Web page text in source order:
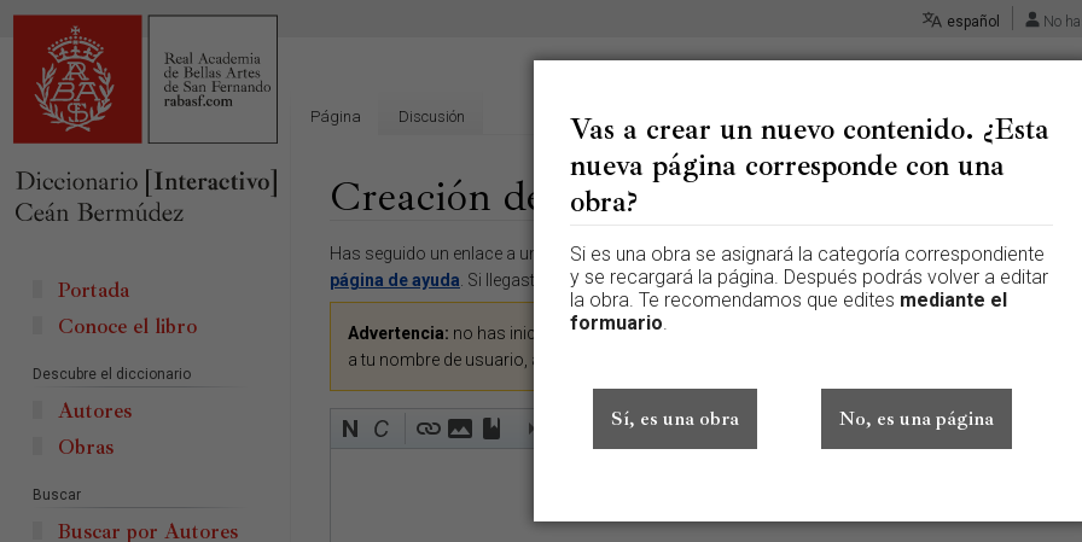
Creación de «Adornos - González
Ir
a
la
navegación
Ir
a
la
búsqueda
Has seguido un enlace a una página que aún no existe. Para crear esta página, escribe en el
página de ayuda. Si llegaste aquí por error, vuelve a la página anterior.
Advertencia: no has iniciado sesión. Tu dirección IP se hará pública si haces cualquier edición. Si
a tu nombre de usuario, además de otros beneficios.
Avanzado Caracteres especiales Ayuda
Vas a crear un nuevo contenido. ¿Esta
nueva página corresponde con una
obra?
Si es una obra se asignará la categoría correspondiente
y se recargará la página. Después podrás volver a editar
la obra. Te recomendamos que edites mediante el
formuario.
Sí, es una obra No, es una página
español No
Página Discusión
Portada
Conoce el libro
Descubre el diccionario
Autores
Obras
Buscar
Buscar por Autores